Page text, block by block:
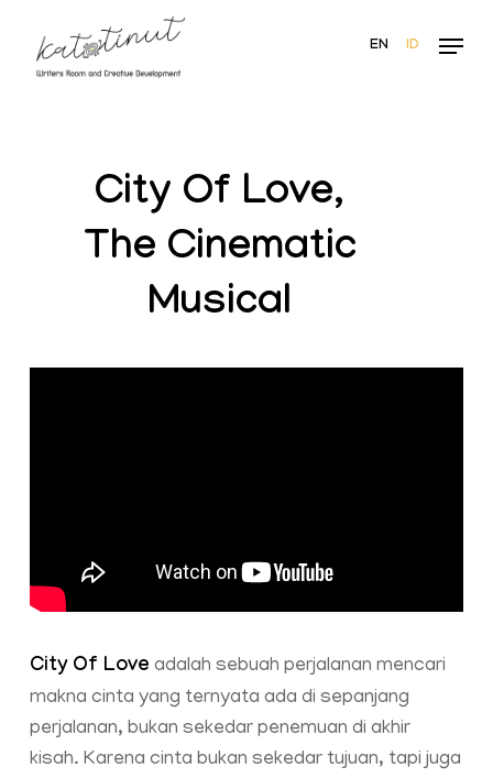
main
EN ID
Menu
City Of Love,
The Cinematic
Musical
City Of Love adalah sebuah perjalanan mencari
makna cinta yang ternyata ada di sepanjang
perjalanan, bukan sekedar penemuan di akhir
kisah. Karena cinta bukan sekedar tujuan, tapi juga